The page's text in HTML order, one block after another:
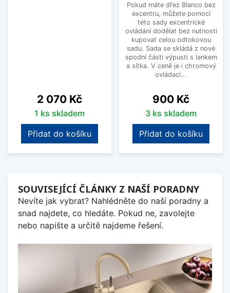
Cena
2 070 Kč
1 ks skladem
Přidat do košíku
Pokud máte dřez Blanco bez
excentru, můžete pomocí
této sady excentrické
ovládání dodělat bez nutnosti
kupovat celou odtokovou
sadu. Sada se skládá z nové
spodní části výpusti s lankem
a sítka. V ceně je i chromový
ovládací...
Cena
900 Kč
3 ks skladem
Přidat do košíku
SOUVISEJÍCÍ ČLÁNKY Z NAŠÍ PORADNY
Nevíte jak vybrat? Nahlédněte do naší poradny a
snad najdete, co hledáte. Pokud ne, zavolejte
nebo napište a určitě najdeme řešení.